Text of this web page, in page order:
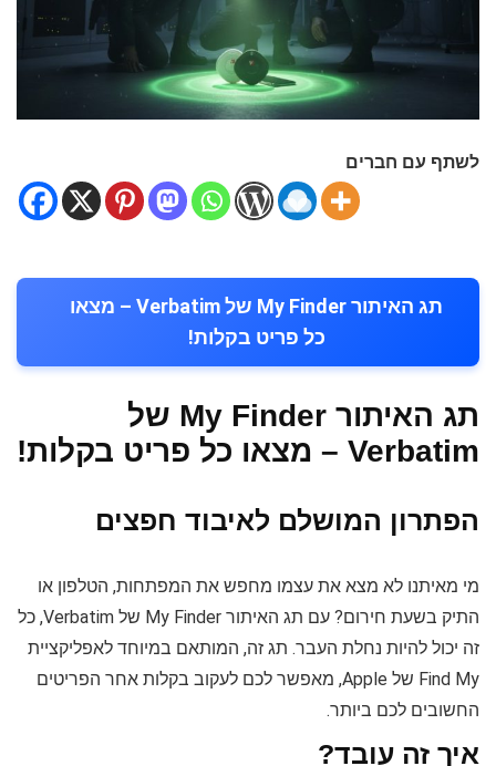
לשתף עם חברים
תג האיתור My Finder של Verbatim – מצאו
כל פריט בקלות!
תג האיתור My Finder של
Verbatim – מצאו כל פריט בקלות!
הפתרון המושלם לאיבוד חפצים
מי מאיתנו לא מצא את עצמו מחפש את המפתחות, הטלפון או
התיק בשעת חירום? עם תג האיתור My Finder של Verbatim, כל
זה יכול להיות נחלת העבר. תג זה, המותאם במיוחד לאפליקציית
Find My של Apple, מאפשר לכם לעקוב בקלות אחר הפריטים
החשובים לכם ביותר.
איך זה עובד?